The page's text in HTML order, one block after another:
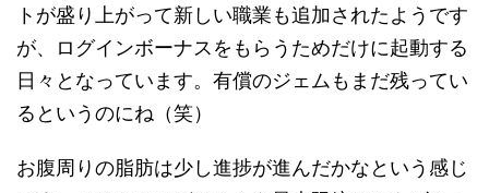
トが盛り上がって新しい職業も追加されたようです
が、ログインボーナスをもらうためだけに起動する
日々となっています。有償のジェムもまだ残ってい
るというのにね（笑）
お腹周りの脂肪は少し進捗が進んだかなという感じ